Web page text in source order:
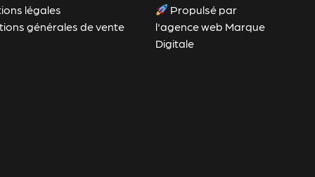
légales
générales de vente
Propulsé par
l'agence web Marque
Digitale